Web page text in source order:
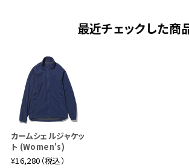
最近チェックした商
カームシェルジャケッ
ト (Women's)
¥16,280（税込）